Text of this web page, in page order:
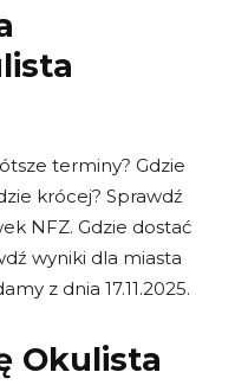
terminy? Gdzie
krócej? Sprawdź
NFZ. Gdzie dostać
wyniki dla miasta
z dnia 17.11.2025.
Okulista